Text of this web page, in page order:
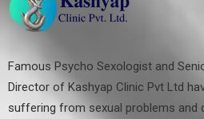
Famous Psycho Sexologist and
Director of Kashyap Clinic Pvt Ltd
suffering from sexual problems and